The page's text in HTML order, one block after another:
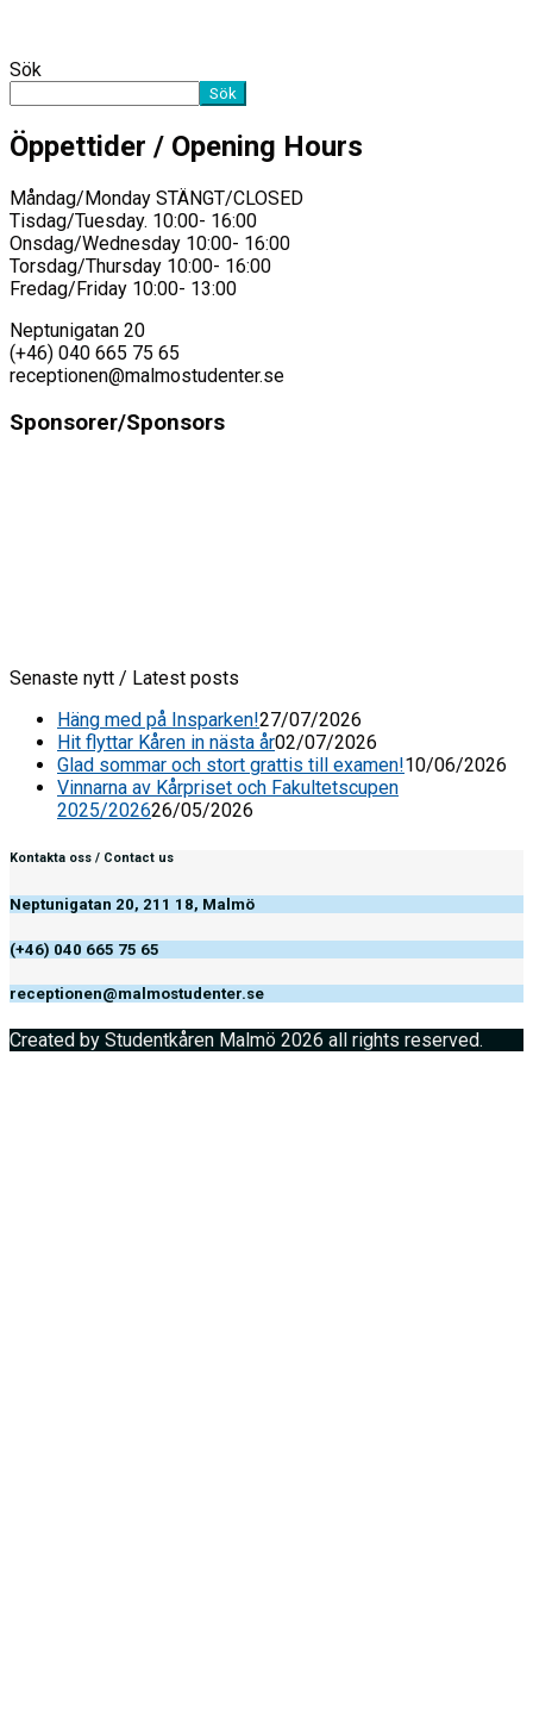
Sök
Sök
Öppettider / Opening Hours
Måndag/Monday STÄNGT/CLOSED
Tisdag/Tuesday. 10:00- 16:00
Onsdag/Wednesday 10:00- 16:00
Torsdag/Thursday 10:00- 16:00
Fredag/Friday 10:00- 13:00
Neptunigatan 20
(+46) 040 665 75 65
receptionen@malmostudenter.se
Sponsorer/Sponsors
Senaste nytt / Latest posts
Häng med på Insparken!27/07/2026
Hit flyttar Kåren in nästa år02/07/2026
Glad sommar och stort grattis till examen!10/06/2026
Vinnarna av Kårpriset och Fakultetscupen
2025/202626/05/2026
Kontakta oss / Contact us
Neptunigatan 20, 211 18, Malmö
(+46) 040 665 75 65
receptionen@malmostudenter.se
Created by Studentkåren Malmö 2026 all rights reserved.